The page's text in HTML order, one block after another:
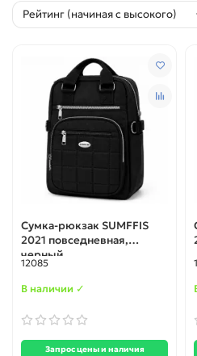
Сумка-рюкзак SUMFFIS
2021 повседневная,
черный
12085
В наличии ✓
Запрос цены и наличия